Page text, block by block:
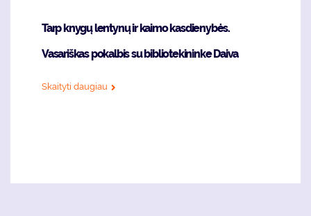
Tarp knygų lentynų ir kaimo kasdienybės.
Vasariškas pokalbis su bibliotekininke Daiva
Skaityti daugiau